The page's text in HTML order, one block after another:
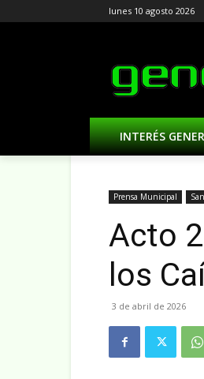
lunes 10 agosto 2026
INTERÉS
Prensa Municipal
Acto
los
3 de abril de 2026